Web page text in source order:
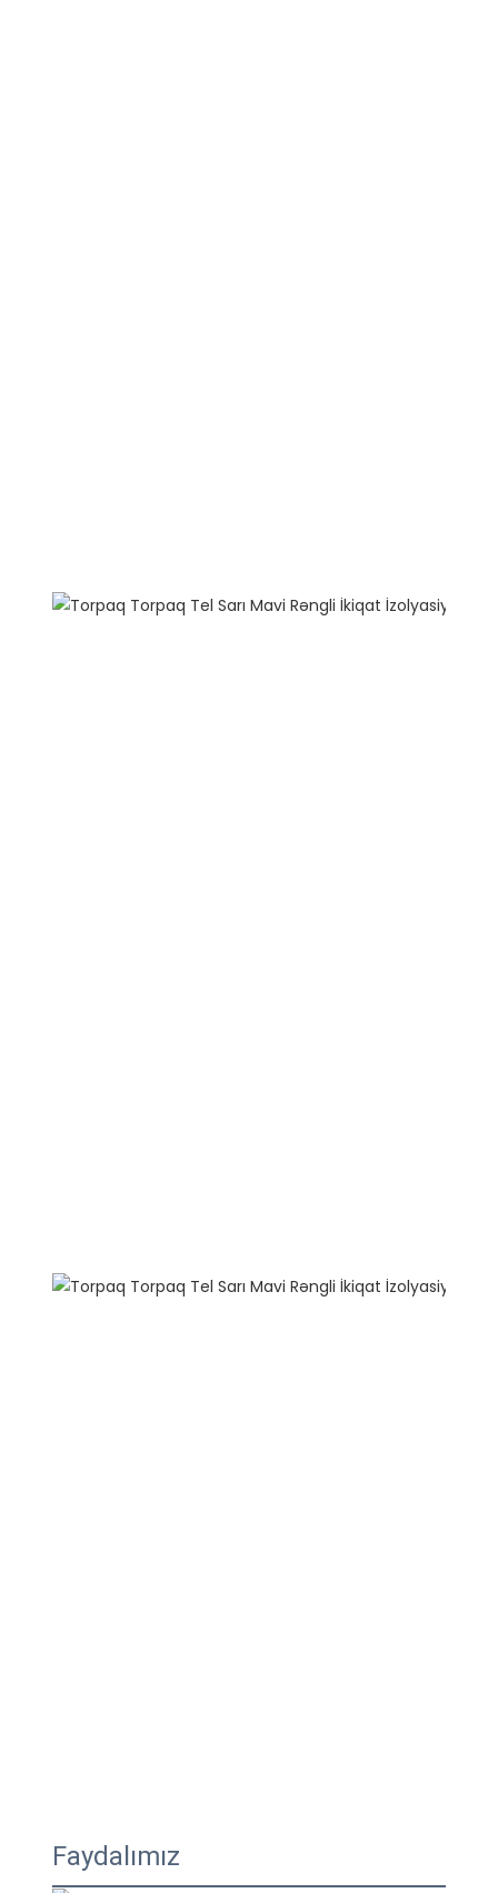
Faydalımız